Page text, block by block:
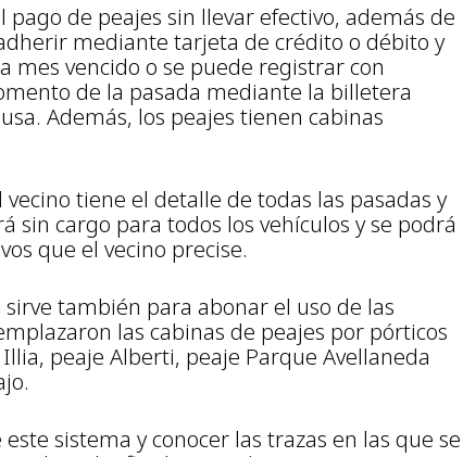
pago de peajes sin llevar efectivo, además de
mediante tarjeta de crédito o débito y
mes vencido o se puede registrar con
de la pasada mediante la billetera
Además, los peajes tienen cabinas
tiene el detalle de todas las pasadas y
sin cargo para todos los vehículos y se podrá
que el vecino precise.
también para abonar el uso de las
las cabinas de peajes por pórticos
peaje Alberti, peaje Parque Avellaneda
sistema y conocer las trazas en las que se